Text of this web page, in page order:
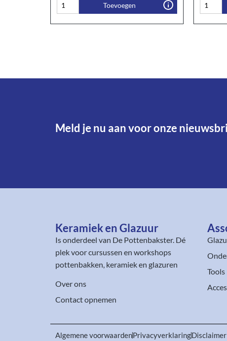
Toevoegen
Meld je nu aan voor onze
Keramiek en Glazuur​
Is onderdeel van De Pottenbakster. Dé
plek voor cursussen en workshops
pottenbakken, keramiek en glazuren
Over ons
Contact opnemen
Tools
Algemene voorwaardenPrivacyverklaringDisclaimer